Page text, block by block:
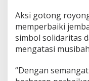
a
n
P
a
a
Aksi gotong
memperbaiki
simbol solidaritas
mengatasi
“Dengan